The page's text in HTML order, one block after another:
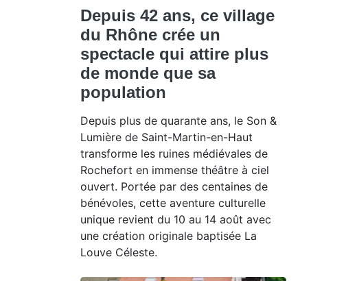
Depuis 42 ans, ce village
du Rhône crée un
spectacle qui attire plus
de monde que sa
population
Depuis plus de quarante ans, le Son &
Lumière de Saint-Martin-en-Haut
transforme les ruines médiévales de
Rochefort en immense théâtre à ciel
ouvert. Portée par des centaines de
bénévoles, cette aventure culturelle
unique revient du 10 au 14 août avec
une création originale baptisée La
Louve Céleste.